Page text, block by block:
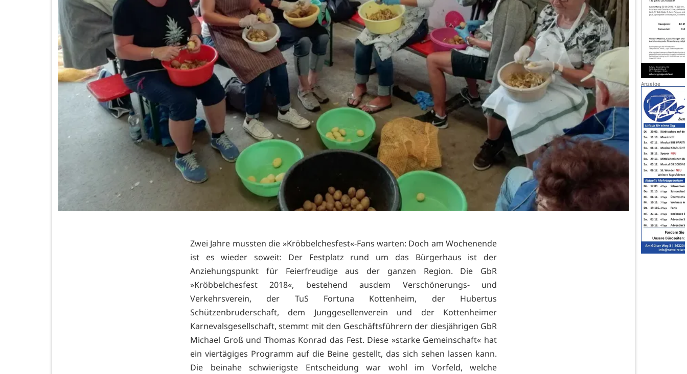
Zwei Jahre mussten die »Kröbbelchesfest«-Fans warten: Doch am Wochenende
ist es wieder soweit: Der Festplatz rund um das Bürgerhaus ist der
Anziehungspunkt für Feierfreudige aus der ganzen Region. Die GbR
»Kröbbelchesfest 2018«, bestehend ausdem Verschönerungs- und
Verkehrsverein, der TuS Fortuna Kottenheim, der Hubertus
Schützenbruderschaft, dem Junggesellenverein und der Kottenheimer
Karnevalsgesellschaft, stemmt mit den Geschäftsführern der diesjährigen GbR
Michael Groß und Thomas Konrad das Fest. Diese »starke Gemeinschaft« hat
ein viertägiges Programm auf die Beine gestellt, das sich sehen lassen kann.
Die beinahe schwierigste Entscheidung war wohl im Vorfeld, welche